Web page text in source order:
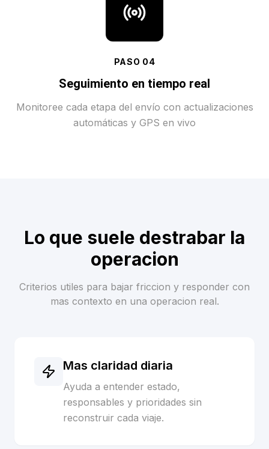
PASO 04
Seguimiento en tiempo real
Monitoree cada etapa del envío con actualizaciones
automáticas y GPS en vivo
Lo que suele destrabar la
operacion
Criterios utiles para bajar friccion y responder con
mas contexto en una operacion real.
Mas claridad diaria
Ayuda a entender estado,
responsables y prioridades sin
reconstruir cada viaje.